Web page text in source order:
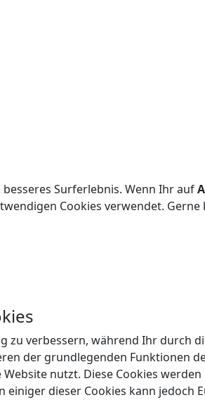
Surferlebnis. Wenn Ihr auf
Cookies verwendet.
zu verbessern, während Ihr
der grundlegenden Funktionen
nutzt. Diese Cookies
einiger dieser Cookies kann jedoch